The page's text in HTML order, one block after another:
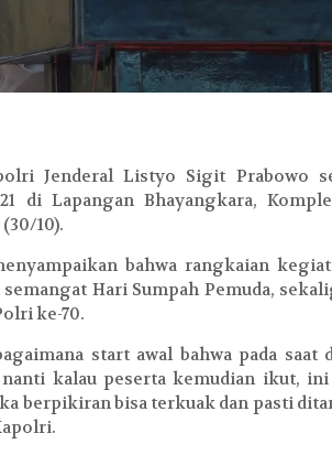
Jenderal Listyo Sigit Prabowo
di Lapangan Bhayangkara,
10).
bahwa rangkaian
Hari Sumpah Pemuda,
ke-70.
start awal bahwa pada
nanti kalau peserta kemudian ikut,
berpikiran bisa terkuak dan pasti